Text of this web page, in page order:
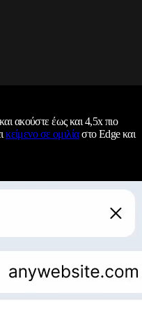
ακούστε έως και 4,5x πιο
κείμενο σε ομιλίαστο Edge και